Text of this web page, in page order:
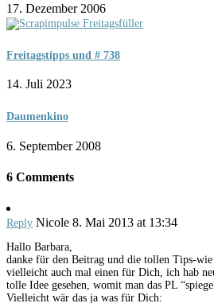
17. Dezember 2006
Freitagstipps und # 738
14. Juli 2023
Daumenkino
6. September 2008
6 Comments
Reply Nicole 8. Mai 2013 at 13:34
Hallo Barbara,
danke für den Beitrag und die tollen Tips-
vielleicht auch mal einen für Dich, ich hab
tolle Idee gesehen, womit man das PL
Vielleicht wär das ja was für Dich: